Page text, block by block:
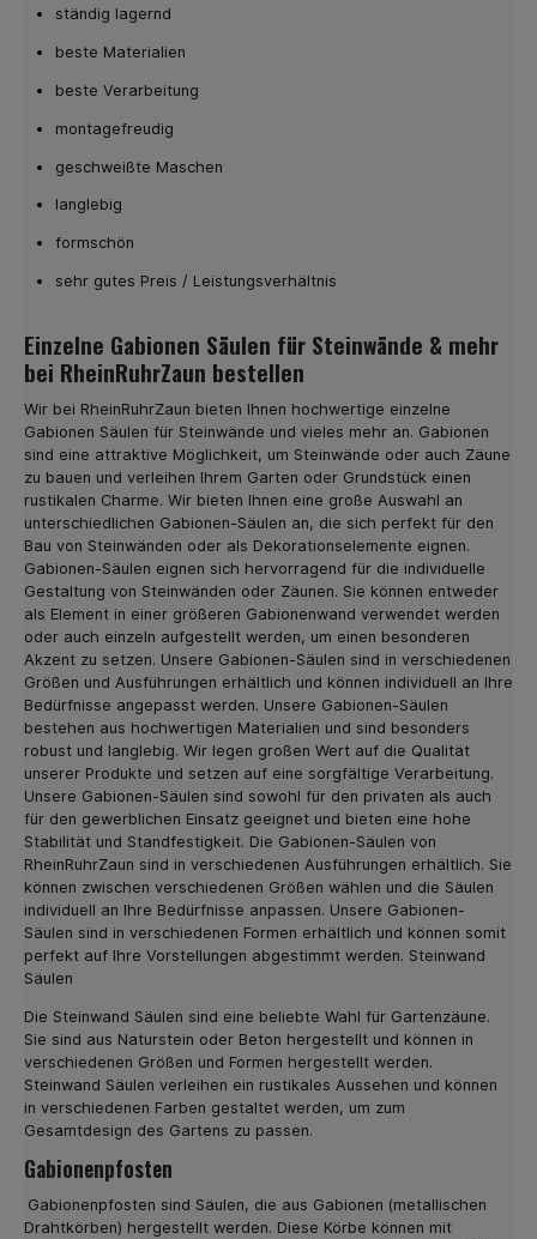
ständig lagernd
beste Materialien
beste Verarbeitung
montagefreudig
geschweißte Maschen
langlebig
formschön
sehr gutes Preis / Leistungsverhältnis
Einzelne Gabionen Säulen für Steinwände & mehr
bei RheinRuhrZaun bestellen
Wir bei RheinRuhrZaun bieten Ihnen hochwertige einzelne
Gabionen Säulen für Steinwände und vieles mehr an. Gabionen
sind eine attraktive Möglichkeit, um Steinwände oder auch Zäune
zu bauen und verleihen Ihrem Garten oder Grundstück einen
rustikalen Charme. Wir bieten Ihnen eine große Auswahl an
unterschiedlichen Gabionen-Säulen an, die sich perfekt für den
Bau von Steinwänden oder als Dekorationselemente eignen.
Gabionen-Säulen eignen sich hervorragend für die individuelle
Gestaltung von Steinwänden oder Zäunen. Sie können entweder
als Element in einer größeren Gabionenwand verwendet werden
oder auch einzeln aufgestellt werden, um einen besonderen
Akzent zu setzen. Unsere Gabionen-Säulen sind in verschiedenen
Größen und Ausführungen erhältlich und können individuell an Ihre
Bedürfnisse angepasst werden. Unsere Gabionen-Säulen
bestehen aus hochwertigen Materialien und sind besonders
robust und langlebig. Wir legen großen Wert auf die Qualität
unserer Produkte und setzen auf eine sorgfältige Verarbeitung.
Unsere Gabionen-Säulen sind sowohl für den privaten als auch
für den gewerblichen Einsatz geeignet und bieten eine hohe
Stabilität und Standfestigkeit. Die Gabionen-Säulen von
RheinRuhrZaun sind in verschiedenen Ausführungen erhältlich. Sie
können zwischen verschiedenen Größen wählen und die Säulen
individuell an Ihre Bedürfnisse anpassen. Unsere Gabionen-
Säulen sind in verschiedenen Formen erhältlich und können somit
perfekt auf Ihre Vorstellungen abgestimmt werden. Steinwand
Säulen
Die Steinwand Säulen sind eine beliebte Wahl für Gartenzäune.
Sie sind aus Naturstein oder Beton hergestellt und können in
verschiedenen Größen und Formen hergestellt werden.
Steinwand Säulen verleihen ein rustikales Aussehen und können
in verschiedenen Farben gestaltet werden, um zum
Gesamtdesign des Gartens zu passen.
Gabionenpfosten
Gabionenpfosten sind Säulen, die aus Gabionen (metallischen
Drahtkörben) hergestellt werden. Diese Körbe können mit